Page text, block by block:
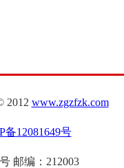
2012 www.zgzfzk.com
备12081649号
邮编：212003